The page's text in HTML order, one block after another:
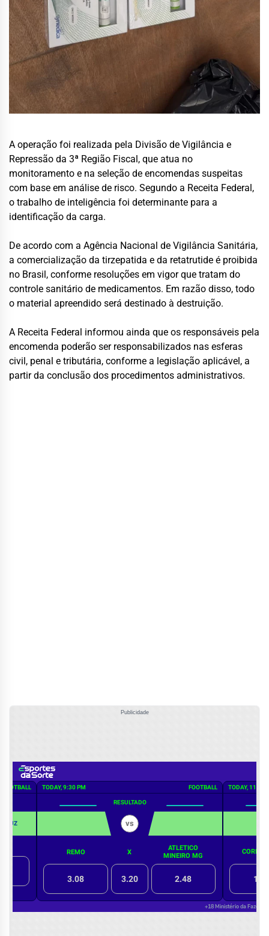
A operação foi realizada pela Divisão de Vigilância e
Repressão da 3ª Região Fiscal, que atua no
monitoramento e na seleção de encomendas suspeitas
com base em análise de risco. Segundo a Receita Federal,
o trabalho de inteligência foi determinante para a
identificação da carga.
De acordo com a Agência Nacional de Vigilância Sanitária,
a comercialização da tirzepatida e da retatrutide é proibida
no Brasil, conforme resoluções em vigor que tratam do
controle sanitário de medicamentos. Em razão disso, todo
o material apreendido será destinado à destruição.
A Receita Federal informou ainda que os responsáveis pela
encomenda poderão ser responsabilizados nas esferas
civil, penal e tributária, conforme a legislação aplicável, a
partir da conclusão dos procedimentos administrativos.
Publicidade